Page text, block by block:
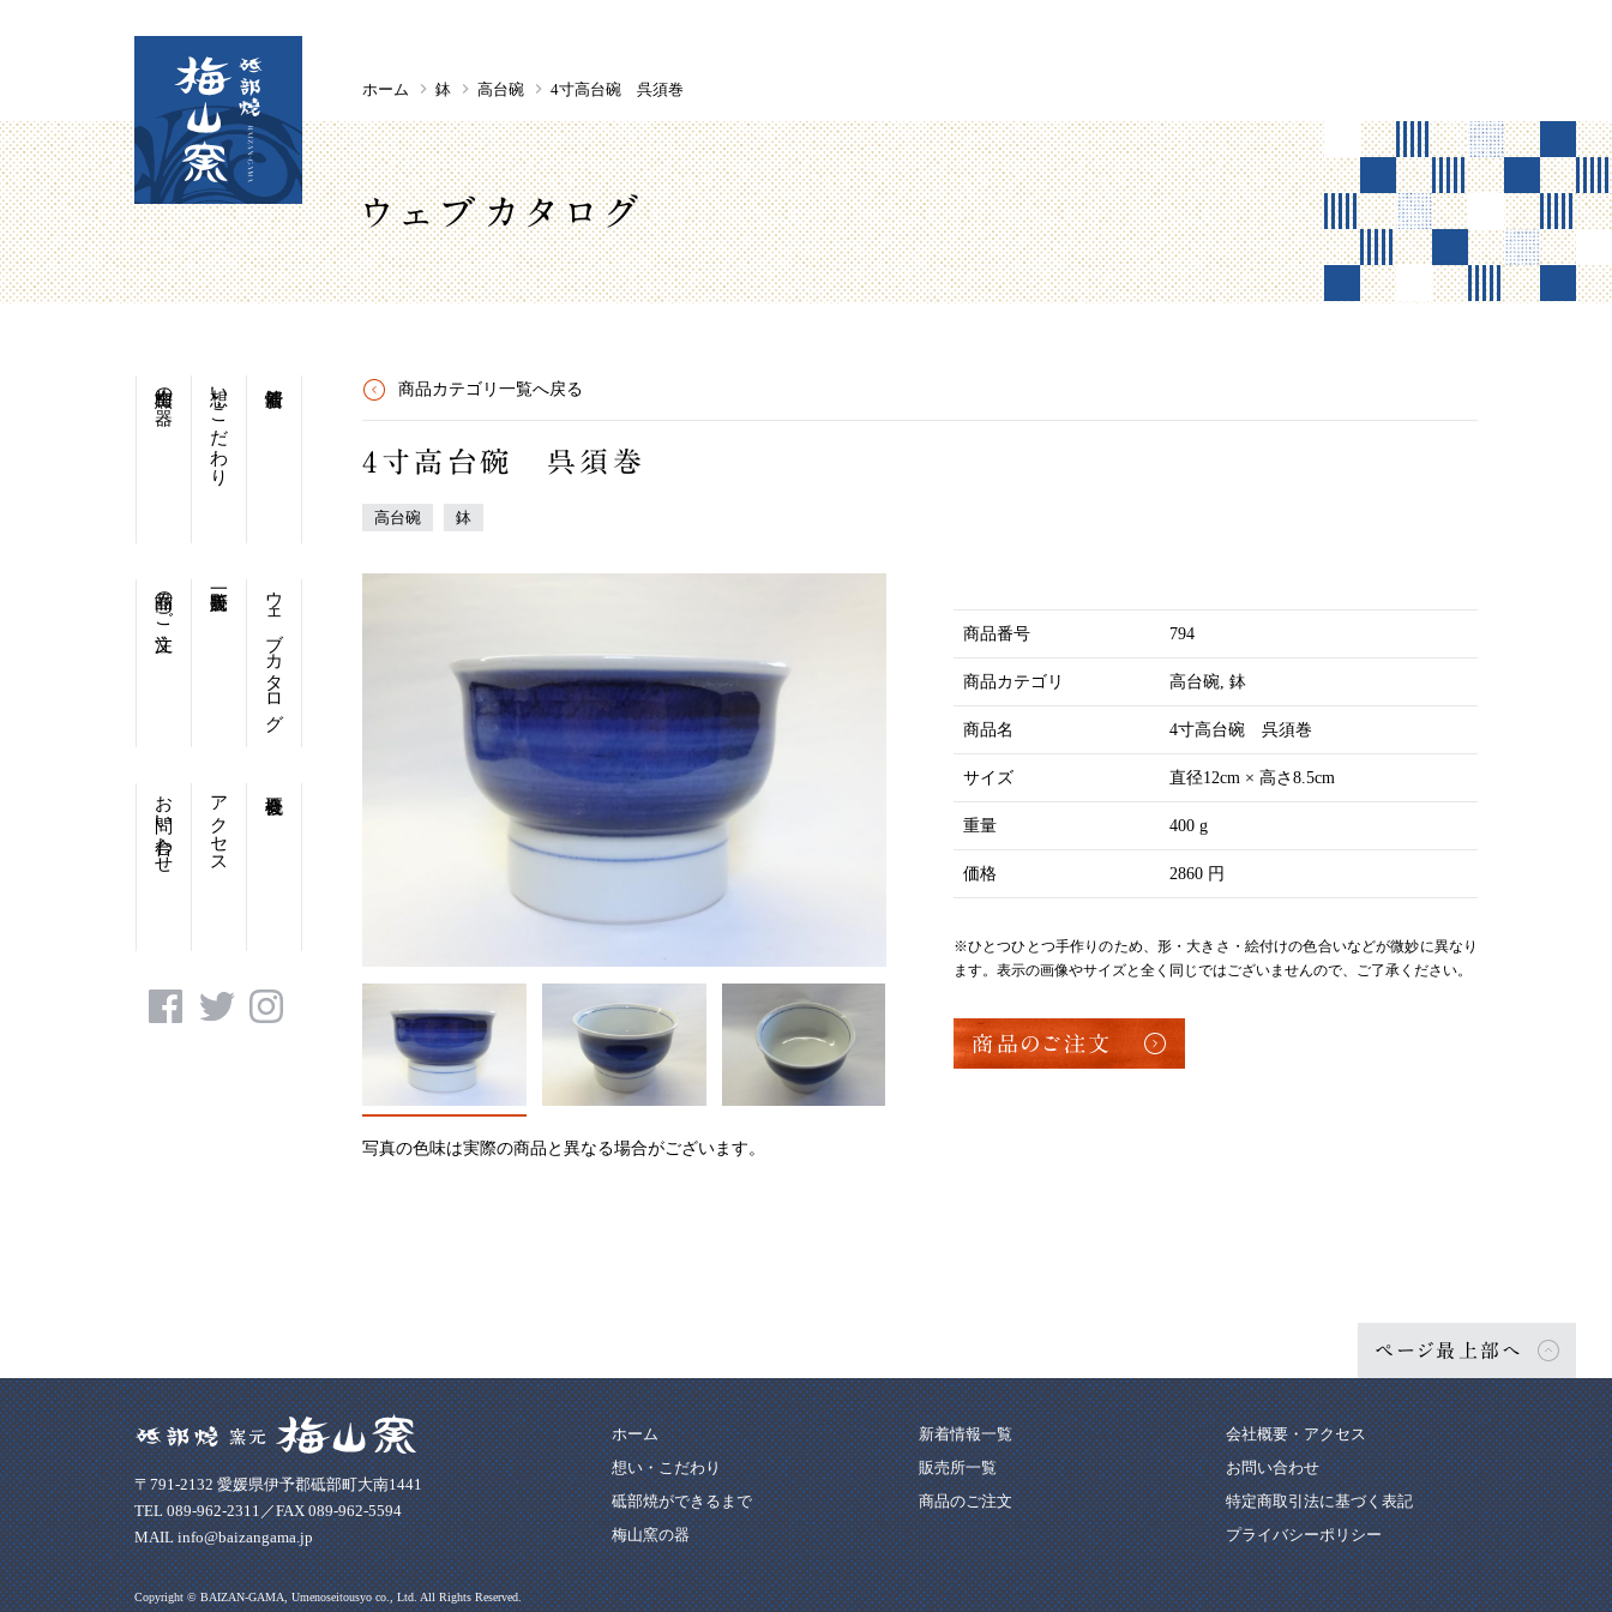
ホーム 鉢 高台碗 4寸高台碗 呉須巻
ウェブカタログ
想い・こだわり
梅山窯の器
ウェブカタログ
商品のご注文
アクセス
お問い合わせ
商品カテゴリ一覧へ戻る
4寸高台碗 呉須巻
高台碗 鉢
写真の色味は実際の商品と異なる場合がございます。
商品番号 794
商品カテゴリ 高台碗 鉢
商品名 4寸高台碗 呉須巻
サイズ 直径12cm × 高さ8.5cm
重量 400 g
価格 2860 円
※ひとつひとつ手作りのため、形・大きさ・絵付けの色合いなどが微妙に異なり
ます。表示の画像やサイズと全く同じではございませんので、ご了承ください。
商品のご注文
ページ最上部へ
〒791-2132 愛媛県伊予郡砥部町大南1441
TEL 089-962-2311／FAX 089-962-5594
MAIL info@baizangama.jp
ホーム
想い・こだわり
砥部焼ができるまで
梅山窯の器
新着情報一覧
販売所一覧
商品のご注文
会社概要・アクセス
お問い合わせ
特定商取引法に基づく表記
プライバシーポリシー
Copyright © BAIZAN-GAMA, Umenoseitousyo co., Ltd. All Rights Reserved.